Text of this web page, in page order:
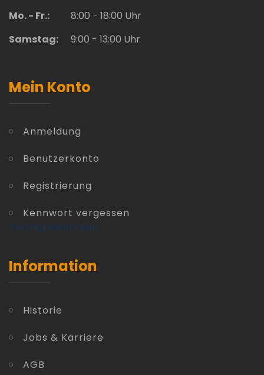
Mo. - Fr.:
8:00 - 18:00 Uhr
Samstag:
9:00 - 13:00 Uhr
Mein Konto
Anmeldung
Benutzerkonto
Registrierung
Kennwort vergessen
Vertrag widerrufen
Information
Historie
Jobs & Karriere
AGB